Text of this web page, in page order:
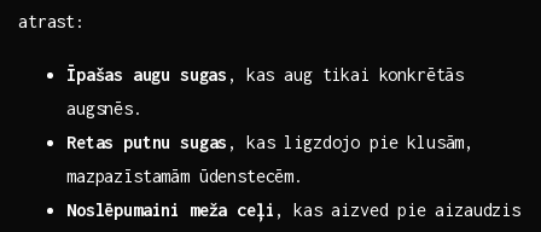
atrast:
Īpašas ⁣augu sugas , kas aug tikai konkrētās
‌augsnēs.
Retas putnu‍ sugas , kas ligzdojo pie klusām,
mazpazīstamām ūdenstecēm.
Noslēpumaini meža ceļi ,⁤ kas ‍aizved pie ⁤aizaudzis